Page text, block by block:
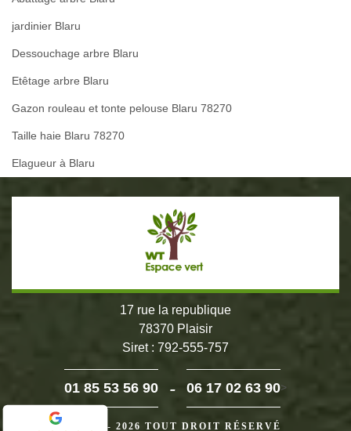
jardinier Blaru
Dessouchage arbre Blaru
Etêtage arbre Blaru
Gazon rouleau et tonte pelouse Blaru 78270
Taille haie Blaru 78270
Elagueur à Blaru
17 rue la republique
78370 Plaisir
Siret : 792-555-757
01 85 53 56 90 - 06 17 02 63 90>
©2024 - 2026 TOUT DROIT RÉSERVÉ